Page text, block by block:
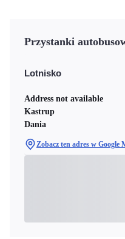
Przystanki
Lotnisko
Address not available
Kastrup
Dania
Zobacz ten adres w Google